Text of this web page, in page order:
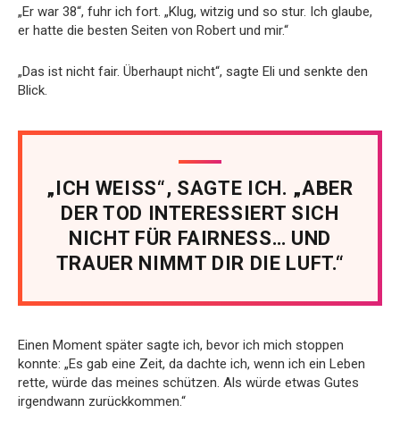
„Er war 38“, fuhr ich fort. „Klug, witzig und so stur. Ich glaube,
er hatte die besten Seiten von Robert und mir.“
„Das ist nicht fair. Überhaupt nicht“, sagte Eli und senkte den
Blick.
„ICH WEISS“, SAGTE ICH. „ABER
DER TOD INTERESSIERT SICH
NICHT FÜR FAIRNESS… UND
TRAUER NIMMT DIR DIE LUFT.“
Einen Moment später sagte ich, bevor ich mich stoppen
konnte: „Es gab eine Zeit, da dachte ich, wenn ich ein Leben
rette, würde das meines schützen. Als würde etwas Gutes
irgendwann zurückkommen.“